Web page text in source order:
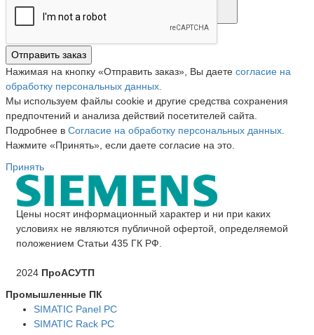
Отправить заказ
Нажимая на кнопку «Отправить заказ», Вы даете согласие на
обработку персональных данных.
Мы используем файлы cookie и другие средства сохранения
предпочтений и анализа действий посетителей сайта.
Подробнее в Согласие на обработку персональных данных
Нажмите «Принять», если даете согласие на это.
Принять
Цены носят информационный характер и ни при каких
условиях не являются публичной офертой, определяемой
положением Статьи 435 ГК РФ.
2024 ПроАСУТП
Промышленные ПК
SIMATIC Panel PС
SIMATIC Rack PC